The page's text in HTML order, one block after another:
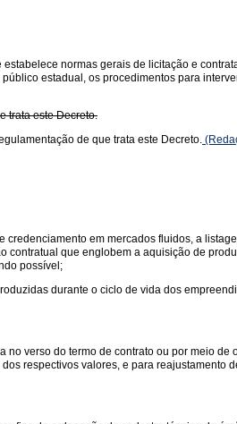
normas gerais de licitação e
estadual, os procedimentos para
trata este Decreto.
de que trata este Decreto.
em mercados fluidos, a
contratual que englobem a aquisição de
possível;
durante o ciclo de vida dos
verso do termo de contrato ou por meio de
respectivos valores, e para reajustamento